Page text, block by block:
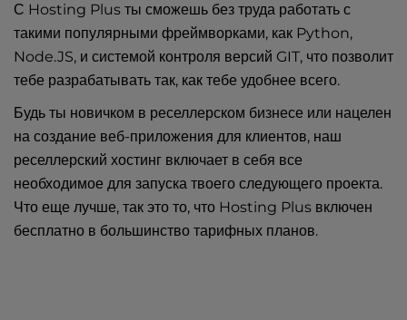
С Hosting Plus ты сможешь без труда работать с
такими популярными фреймворками, как Python,
Node.JS, и системой контроля версий GIT, что позволит
тебе разрабатывать так, как тебе удобнее всего.
Будь ты новичком в реселлерском бизнесе или нацелен
на создание веб-приложения для клиентов, наш
реселлерский хостинг включает в себя все
необходимое для запуска твоего следующего проекта.
Что еще лучше, так это то, что Hosting Plus включен
бесплатно в большинство тарифных планов.